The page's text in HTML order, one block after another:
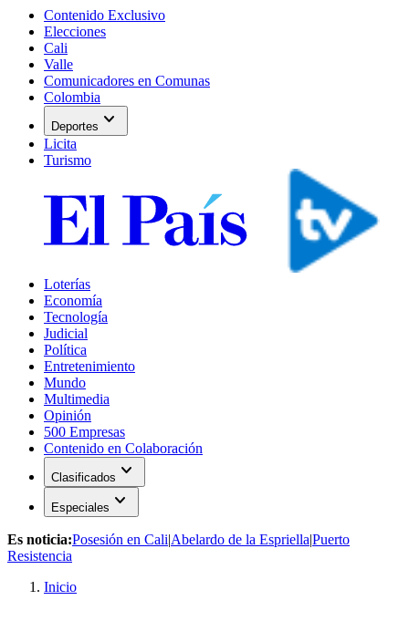
Contenido Exclusivo
Elecciones
Cali
Valle
Comunicadores en Comunas
Colombia
Deportes expand_more
Licita
Turismo
Loterías
Economía
Tecnología
Judicial
Política
Entretenimiento
Mundo
Multimedia
Opinión
500 Empresas
Contenido en Colaboración
Clasificados expand_more
Especiales expand_more
Es noticia:Posesión en Cali|Abelardo de la Espriella|Puerto
Resistencia
Inicio